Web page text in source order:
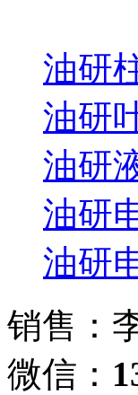
油研
油研
油研
油研
油研
销售：
微信：